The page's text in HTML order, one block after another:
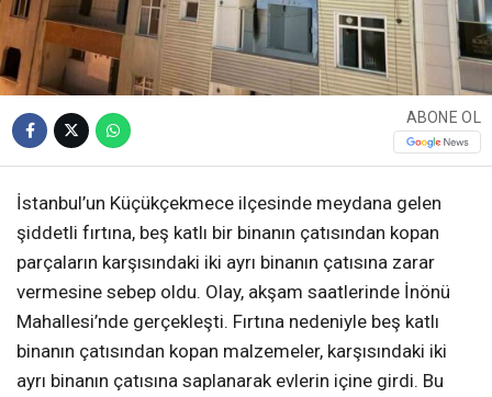
ABONE OL
İstanbul’un Küçükçekmece ilçesinde meydana gelen
şiddetli fırtına, beş katlı bir binanın çatısından kopan
parçaların karşısındaki iki ayrı binanın çatısına zarar
vermesine sebep oldu. Olay, akşam saatlerinde İnönü
Mahallesi’nde gerçekleşti. Fırtına nedeniyle beş katlı
binanın çatısından kopan malzemeler, karşısındaki iki
ayrı binanın çatısına saplanarak evlerin içine girdi. Bu